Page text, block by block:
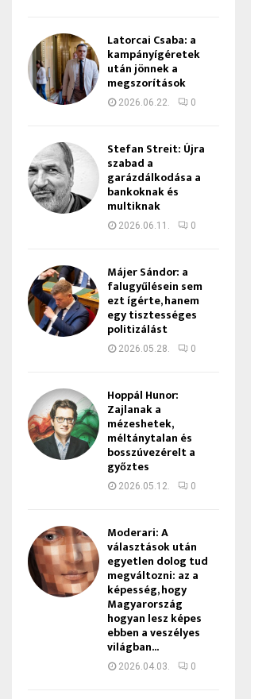
Latorcai Csaba: a
kampányígéretek
után jönnek a
megszorítások
2026.06.22. 0
Stefan Streit: Újra
szabad a
garázdálkodása a
bankoknak és
multiknak
2026.06.11. 0
Májer Sándor: a
falugyűlésein sem
ezt ígérte, hanem
egy tisztességes
politizálást
2026.05.28. 0
Hoppál Hunor:
Zajlanak a
mézeshetek,
méltánytalan és
bosszúvezérelt a
győztes
2026.05.12. 0
Moderari: A
választások után
egyetlen dolog tud
megváltozni: az a
képesség, hogy
Magyarország
hogyan lesz képes
ebben a veszélyes
világban...
2026.04.03. 0